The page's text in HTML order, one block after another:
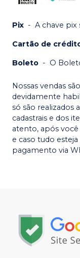
Pix - A chave pix
Cartão de
Boleto - O
Nossas vendas
devidamente
só são realizados
cadastrais e dos
atento, após
e caso tudo
pagamento via